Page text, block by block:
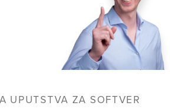
UPUTSTVA ZA SOFTVER